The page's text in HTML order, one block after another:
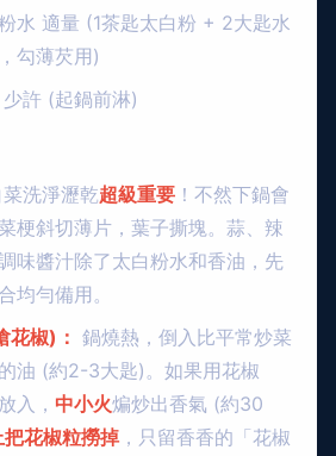
水 適量 (1茶匙太白粉 + 2大匙水
勾薄芡用)
許 (起鍋前淋)
菜洗淨瀝乾超級重要 ！不然下鍋會
梗斜切薄片，葉子撕塊。蒜、辣
味醬汁除了太白粉水和香油，先
均勻備用。
花椒)： 鍋燒熱，倒入比平常炒菜
油 (約2-3大匙)。如果用花椒
入， 中小火煸炒出香氣 (約30
把花椒粒撈掉，只留香香的「花椒